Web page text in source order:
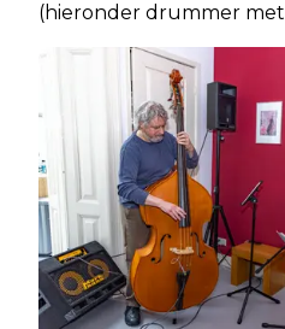
(hieronder drummer